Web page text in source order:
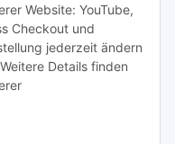
Website: YouTube,
Checkout und
jederzeit ändern
Details finden